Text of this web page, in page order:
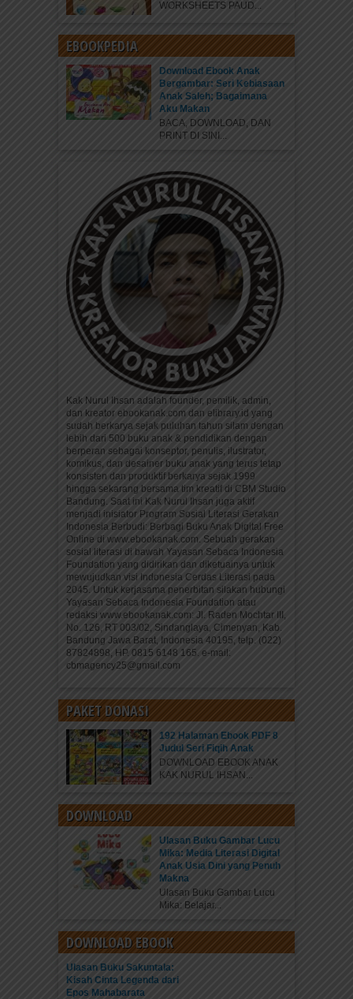
WORKSHEETS PAUD...
EBOOKPEDIA
Download Ebook Anak
Bergambar: Seri Kebiasaan
Anak Saleh; Bagaimana
Aku Makan
BACA, DOWNLOAD, DAN
PRINT DI SINI...
Kak Nurul Ihsan adalah founder, pemilik, admin,
dan kreator ebookanak.com dan elibrary.id yang
sudah berkarya sejak puluhan tahun silam dengan
lebih dari 500 buku anak & pendidikan dengan
berperan sebagai konseptor, penulis, ilustrator,
komikus, dan desainer buku anak yang terus tetap
konsisten dan produktif berkarya sejak 1999
hingga sekarang bersama tim kreatif di CBM Studio
Bandung. Saat ini Kak Nurul Ihsan juga aktif
menjadi inisiator Program Sosial Literasi Gerakan
Indonesia Berbudi: Berbagi Buku Anak Digital Free
Online di www.ebookanak.com. Sebuah gerakan
sosial literasi di bawah Yayasan Sebaca Indonesia
Foundation yang didirikan dan diketuainya untuk
mewujudkan visi Indonesia Cerdas Literasi pada
2045. Untuk kerjasama penerbitan silakan hubungi
Yayasan Sebaca Indonesia Foundation atau
redaksi www.ebookanak.com: Jl. Raden Mochtar III,
No. 126, RT 003/02, Sindanglaya, Cimenyan, Kab.
Bandung Jawa Barat, Indonesia 40195, telp. (022)
87824898, HP. 0815 6148 165. e-mail:
cbmagency25@gmail.com
PAKET DONASI
192 Halaman Ebook PDF 8
Judul Seri Fiqih Anak
DOWNLOAD EBOOK ANAK
KAK NURUL IHSAN...
DOWNLOAD
Ulasan Buku Gambar Lucu
Mika: Media Literasi Digital
Anak Usia Dini yang Penuh
Makna
Ulasan Buku Gambar Lucu
Mika: Belajar...
DOWNLOAD EBOOK
Ulasan Buku Sakuntala:
Kisah Cinta Legenda dari
Epos Mahabarata